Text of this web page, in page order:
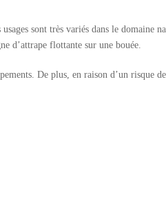
sont très variés dans le domaine
d’attrape flottante sur une bouée.
De plus, en raison d’un risque de